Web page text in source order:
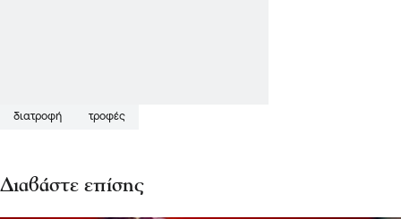
διατροφή τροφές
Διαβάστε επίσης